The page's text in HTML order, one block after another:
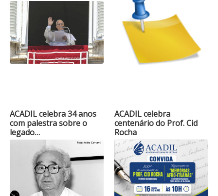
ACADIL celebra 34 anos
com palestra sobre o
legado…
ACADIL celebra
centenário do Prof. Cid
Rocha